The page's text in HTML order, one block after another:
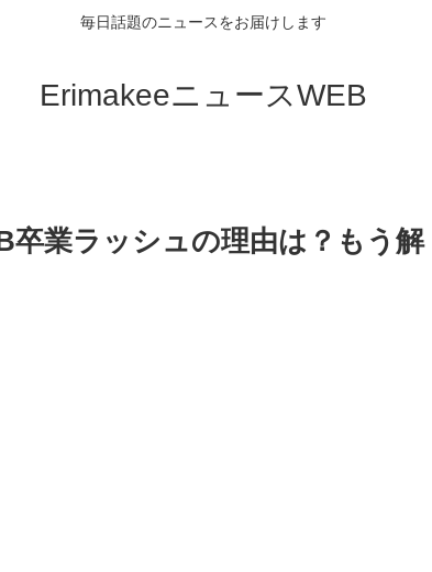
毎日話題のニュースをお届けします
ErimakeeニュースWEB
卒業ラッシュの理由は？もう解